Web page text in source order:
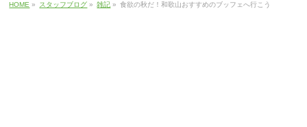
HOME » スタッフブログ » 雑記 » 食欲の秋だ！和歌山おすすめのブッフェへ行こう